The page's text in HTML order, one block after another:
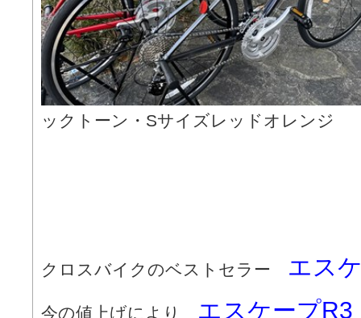
ックトーン・Sサイズレッドオレンジ
クロスバイクのベストセラー エス
今の値上げにより エスケープR3